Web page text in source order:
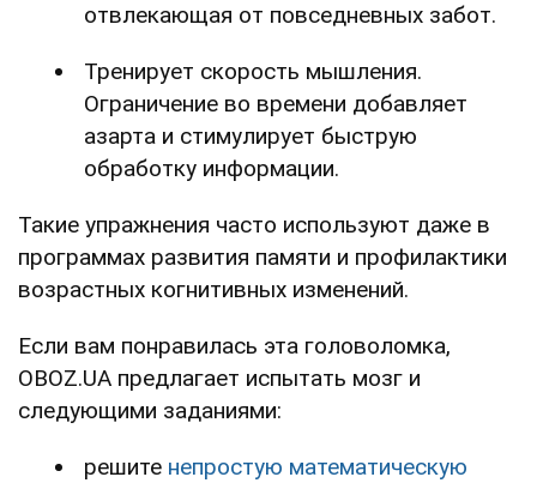
отвлекающая от повседневных забот.
Тренирует скорость мышления.
Ограничение во времени добавляет
азарта и стимулирует быструю
обработку информации.
Такие упражнения часто используют даже в
программах развития памяти и профилактики
возрастных когнитивных изменений.
Если вам понравилась эта головоломка,
OBOZ.UA предлагает испытать мозг и
следующими заданиями:
решите непростую математическую